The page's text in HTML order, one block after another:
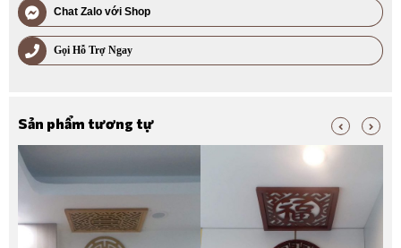
Chat Zalo với Shop
Gọi Hỗ Trợ Ngay
Sản phẩm tương tự